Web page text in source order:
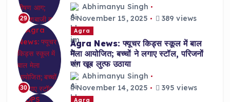
29
Abhimanyu Singh
November 15, 2025
389 views
30
Agra
Agra News: फ्यूचर किड्स स्कूल में बाल
मेला आयोजित; बच्चों ने लगाए स्टॉल, परिजनों
संग खूब लुत्फ उठाया
Abhimanyu Singh
November 14, 2025
395 views
Agra